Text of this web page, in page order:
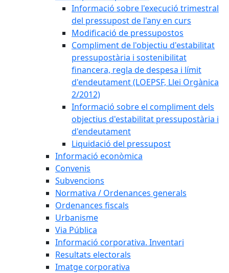
Informació sobre l'execució trimestral
del pressupost de l'any en curs
Modificació de pressupostos
Compliment de l'objectiu d'estabilitat
pressupostària i sostenibilitat
financera, regla de despesa i límit
d'endeutament (LOEPSF, Llei Orgànica
2/2012)
Informació sobre el compliment dels
objectius d'estabilitat pressupostària i
d'endeutament
Liquidació del pressupost
Informació econòmica
Convenis
Subvencions
Normativa / Ordenances generals
Ordenances fiscals
Urbanisme
Via Pública
Informació corporativa. Inventari
Resultats electorals
Imatge corporativa